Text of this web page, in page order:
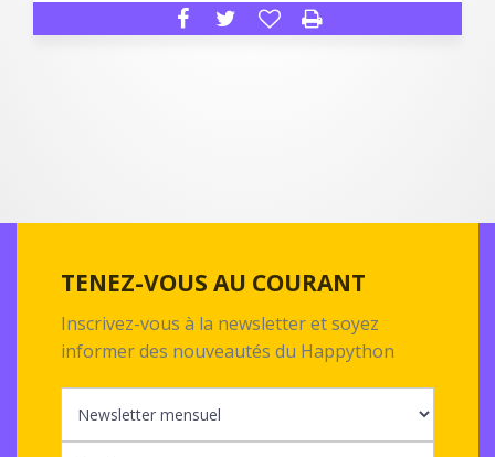
TENEZ-VOUS AU COURANT
Inscrivez-vous à la newsletter et soyez
informer des nouveautés du Happython